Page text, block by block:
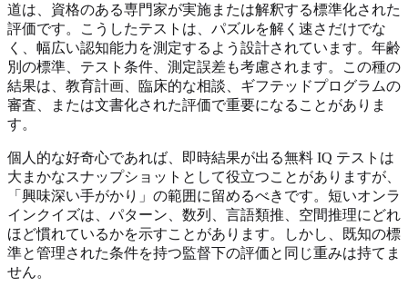
道は、資格のある専門家が実施または解釈する標準化された
評価です。こうしたテストは、パズルを解く速さだけでな
く、幅広い認知能力を測定するよう設計されています。年齢
別の標準、テスト条件、測定誤差も考慮されます。この種の
結果は、教育計画、臨床的な相談、ギフテッドプログラムの
審査、または文書化された評価で重要になることがありま
す。
個人的な好奇心であれば、即時結果が出る無料 IQ テストは
大まかなスナップショットとして役立つことがありますが、
「興味深い手がかり」の範囲に留めるべきです。短いオンラ
インクイズは、パターン、数列、言語類推、空間推理にどれ
ほど慣れているかを示すことがあります。しかし、既知の標
準と管理された条件を持つ監督下の評価と同じ重みは持てま
せん。